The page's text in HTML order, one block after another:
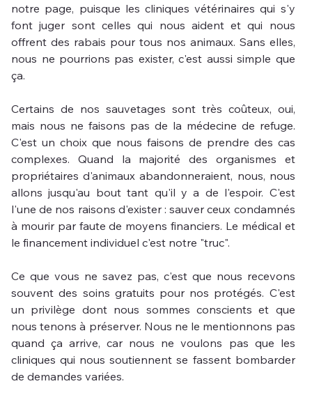
notre page, puisque les cliniques vétérinaires qui s'y
font juger sont celles qui nous aident et qui nous
offrent des rabais pour tous nos animaux. Sans elles,
nous ne pourrions pas exister, c'est aussi simple que
ça.
Certains de nos sauvetages sont très coûteux, oui,
mais nous ne faisons pas de la médecine de refuge.
C'est un choix que nous faisons de prendre des cas
complexes. Quand la majorité des organismes et
propriétaires d'animaux abandonneraient, nous, nous
allons jusqu'au bout tant qu'il y a de l'espoir. C'est
l'une de nos raisons d'exister : sauver ceux condamnés
à mourir par faute de moyens financiers. Le médical et
le financement individuel c'est notre "truc".
Ce que vous ne savez pas, c'est que nous recevons
souvent des soins gratuits pour nos protégés. C'est
un privilège dont nous sommes conscients et que
nous tenons à préserver. Nous ne le mentionnons pas
quand ça arrive, car nous ne voulons pas que les
cliniques qui nous soutiennent se fassent bombarder
de demandes variées.